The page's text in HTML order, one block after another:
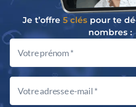
Je t’offre 5 clés pour te
nombres :